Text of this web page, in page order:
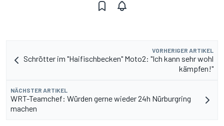
VORHERIGER ARTIKEL
Schrötter im "Haifischbecken" Moto2: "Ich kann sehr wohl
kämpfen!"
NÄCHSTER ARTIKEL
WRT-Teamchef: Würden gerne wieder 24h Nürburgring
machen